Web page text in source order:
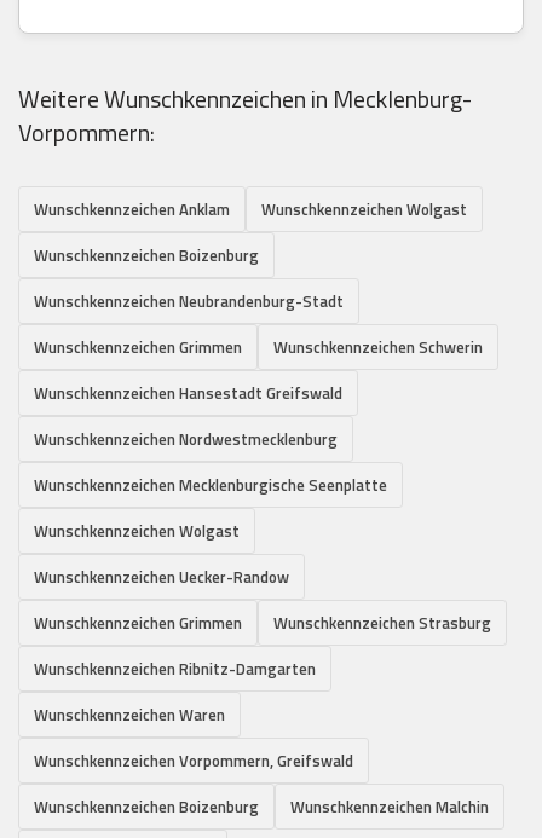
Weitere Wunschkennzeichen in Mecklenburg-
Vorpommern:
Wunschkennzeichen Anklam
Wunschkennzeichen Wolgast
Wunschkennzeichen Boizenburg
Wunschkennzeichen Neubrandenburg-Stadt
Wunschkennzeichen Grimmen
Wunschkennzeichen Schwerin
Wunschkennzeichen Hansestadt Greifswald
Wunschkennzeichen Nordwestmecklenburg
Wunschkennzeichen Mecklenburgische Seenplatte
Wunschkennzeichen Wolgast
Wunschkennzeichen Uecker-Randow
Wunschkennzeichen Grimmen
Wunschkennzeichen Strasburg
Wunschkennzeichen Ribnitz-Damgarten
Wunschkennzeichen Waren
Wunschkennzeichen Vorpommern, Greifswald
Wunschkennzeichen Boizenburg
Wunschkennzeichen Malchin